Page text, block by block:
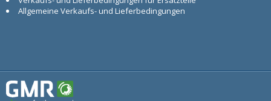
Allgemeine Verkaufs- und Lieferbedingungen